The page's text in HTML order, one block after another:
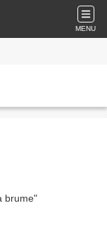
MENU